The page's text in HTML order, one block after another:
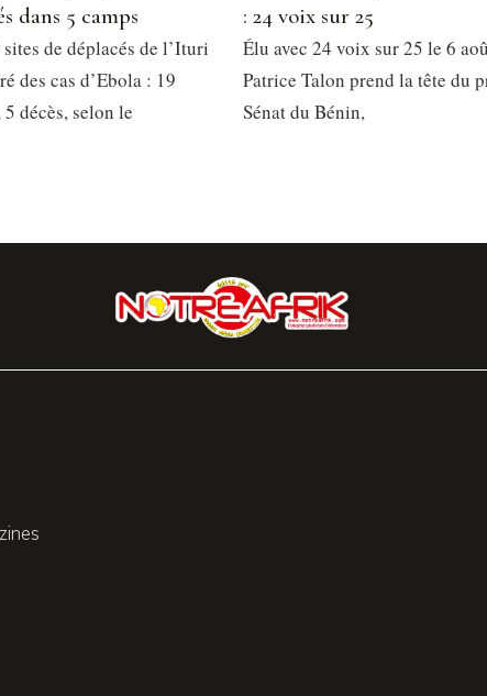
dans 5 camps
de déplacés de l’Ituri
des cas d’Ebola : 19
décès, selon le
: 24 voix sur 25
Élu avec 24 voix sur 25 le 6
Patrice Talon prend la tête du
Sénat du Bénin,